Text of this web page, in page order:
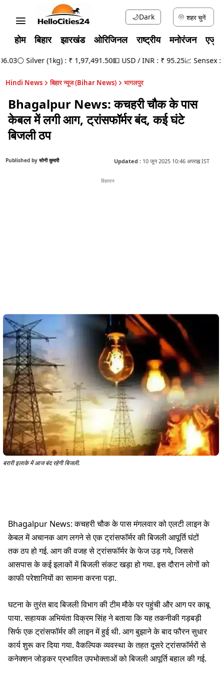
🌙Dark शहर चुनें
होम बिहार झारखंड ओरिजिनल राष्ट्रीय मनोरंजन
⚪ Silver (1kg) : ₹ 1,97,491.50💵 USD / INR : ₹ 95.25📈 Sensex :
Hindi News बिहार न्यूज (Bihar News) भागलपुर
Bhagalpur News: कचहरी चौक के पास
केबल में लगी आग, ट्रांसफॉर्मर बंद, कई घंटे
बिजली ठप
Published by सोनी कुमारी Updated : 10 जून 2025 10:46 अपराह्न IST
विज्ञापन
बरारी इलाके में आज बंद रहेगी बिजली.
Bhagalpur News: कचहरी चौक के पास मंगलवार को एलटी लाइन के
केबल में अचानक आग लगने से एक ट्रांसफॉर्मर की बिजली आपूर्ति घंटों
तक ठप हो गई. आग की वजह से ट्रांसफॉर्मर के फेज उड़ गये, जिससे
आसपास के कई इलाकों में बिजली संकट खड़ा हो गया. इस दौरान लोगों को
काफी परेशानियों का सामना करना पड़ा.
घटना के तुरंत बाद बिजली विभाग की टीम मौके पर पहुंची और आग पर काबू
पाया. सहायक अभियंता विक्रम सिंह ने बताया कि यह तकनीकी गड़बड़ी
सिर्फ एक ट्रांसफॉर्मर की लाइन में हुई थी. आग बुझाने के बाद फौरन सुधार
कार्य शुरू कर दिया गया. वैकल्पिक व्यवस्था के तहत दूसरे ट्रांसफॉर्मरों से
कनेक्शन जोड़कर प्रभावित उपभोक्ताओं को बिजली आपूर्ति बहाल की गई.